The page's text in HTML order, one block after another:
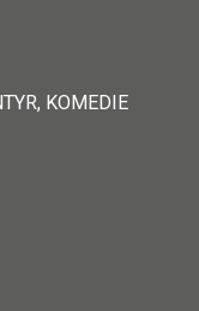
KOMEDIE